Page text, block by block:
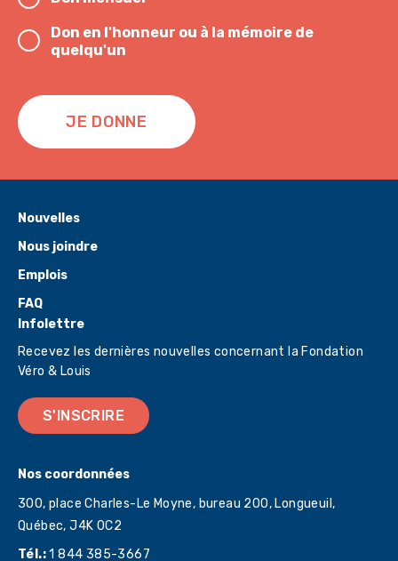
Don en l'honneur ou à la mémoire de
quelqu'un
JE DONNE
Infolettre
Recevez les dernières nouvelles concernant la Fondation
Véro & Louis
S'INSCRIRE
Nos coordonnées
300, place Charles-Le Moyne, bureau 200, Longueuil,
Québec,J4K 0C2
Tél.:1 844 385-3667
Nouvelles
Nous joindre
Emplois
FAQ